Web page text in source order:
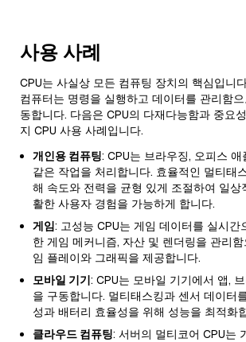
사용 사례
CPU는 사실상 모든 컴퓨팅 장치의 핵심입니
컴퓨터는 명령을 실행하고 데이터를 관리함
동합니다. 다음은 CPU의 다재다능함과 중요
지 CPU 사용 사례입니다.
개인용 컴퓨팅: CPU는 브라우징, 오피스
같은 작업을 처리합니다. 효율적인 멀티태
해 속도와 전력을 균형 있게 조절하여 일상
활한 사용자 경험을 가능하게 합니다.
게임: 고성능 CPU는 게임 데이터를 실시간
한 게임 메커니즘, 자산 및 렌더링을 관리
임 플레이와 그래픽을 제공합니다.
모바일 기기: CPU는 모바일 기기에서 앱,
을 구동합니다. 멀티태스킹과 센서 데이터
성과 배터리 효율성을 위해 성능을 최적화
클라우드 컴퓨팅: 서버의 멀티코어 CPU는